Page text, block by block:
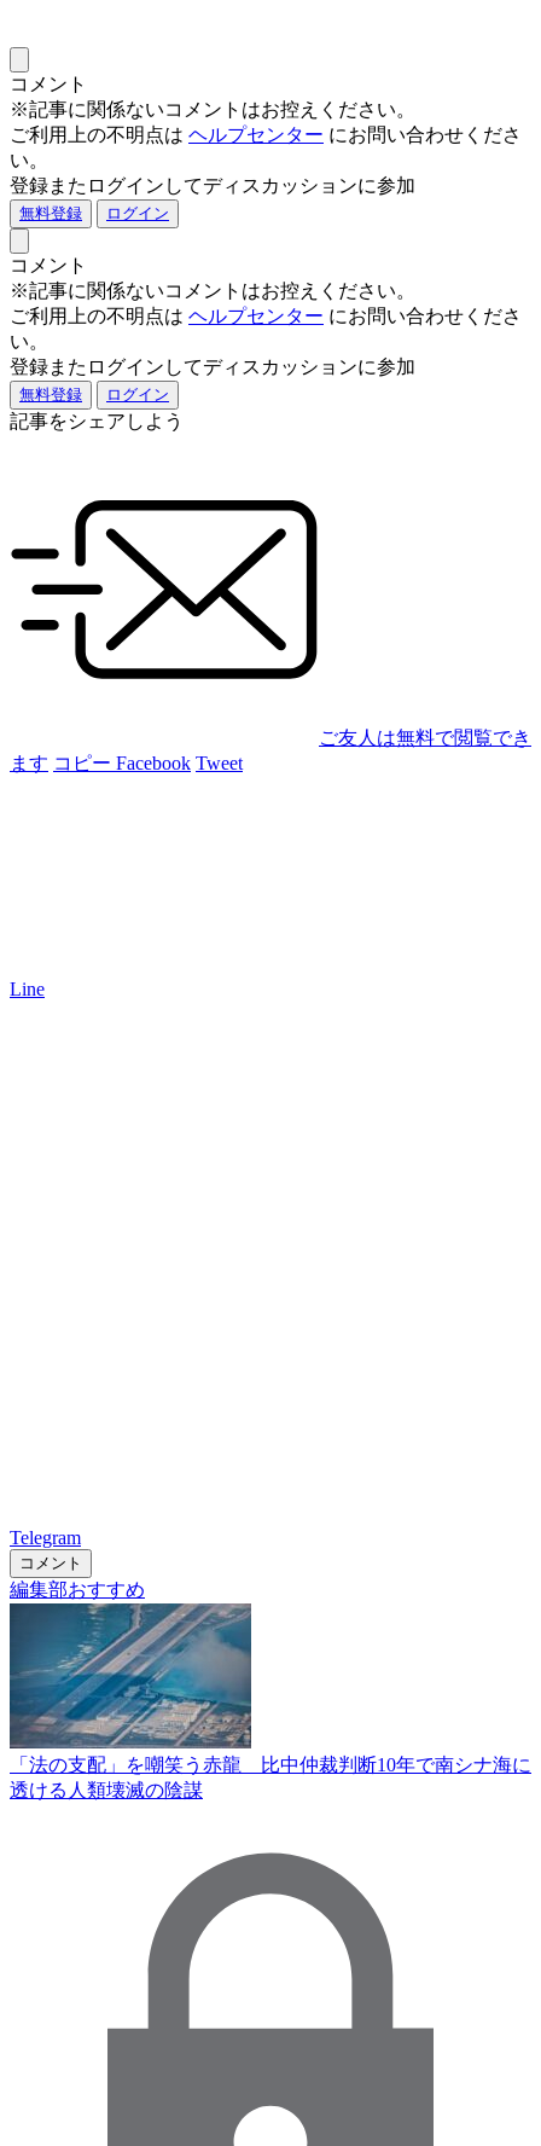
コメント
※記事に関係ないコメントはお控えください。
ご利用上の不明点は ヘルプセンター にお問い合わせくださ
い。
登録またログインしてディスカッションに参加
無料登録 ログイン
コメント
※記事に関係ないコメントはお控えください。
ご利用上の不明点は ヘルプセンター にお問い合わせくださ
い。
登録またログインしてディスカッションに参加
無料登録 ログイン
記事をシェアしよう
ご友人は無料で閲覧でき
ます コピー Facebook Tweet
Line
Telegram
コメント
編集部おすすめ
「法の支配」を嘲笑う赤龍 比中仲裁判断10年で南シナ海に
透ける人類壊滅の陰謀